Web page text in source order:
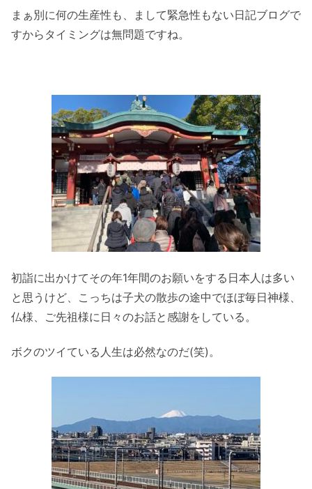
まぁ別に何の生産性も、まして緊急性もない日記ブログで
すからタイミングは無問題ですね。
初詣に出かけてその年1年間のお願いをする日本人は多い
と思うけど、こっちは子犬の散歩の途中でほぼ毎日神様、
仏様、ご先祖様に日々のお話と感謝をしている。
ボクのツイている人生は必然なのだ(笑)。